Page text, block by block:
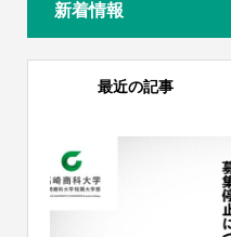
新着情報
最近の記事